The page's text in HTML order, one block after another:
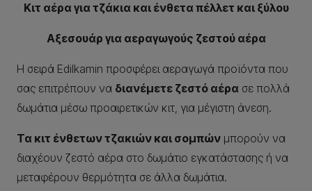
Κιτ αέρα για τζάκια και ένθετα πέλλετ και ξύλου
Αξεσουάρ για αεραγωγούς ζεστού αέρα
Η σειρά Edilkamin προσφέρει αεραγωγά προϊόντα που
σας επιτρέπουν να διανέμετε ζεστό αέρα σε πολλά
δωμάτια μέσω προαιρετικών κιτ, για μέγιστη άνεση.
Τα κιτ ένθετων τζακιών και σομπών μπορούν να
διαχέουν ζεστό αέρα στο δωμάτιο εγκατάστασης ή να
μεταφέρουν θερμότητα σε άλλα δωμάτια.